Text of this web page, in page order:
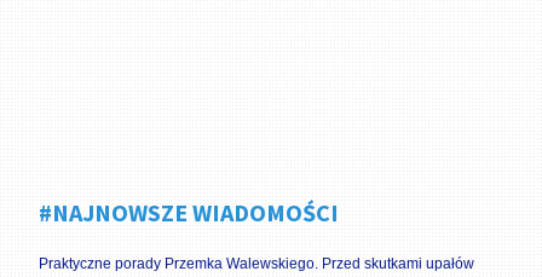
#NAJNOWSZE WIADOMOŚCI
Praktyczne porady Przemka Walewskiego. Przed skutkami upałów